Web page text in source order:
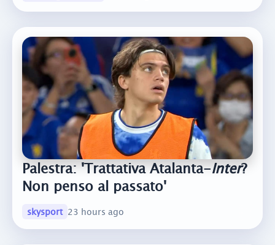
Palestra: 'Trattativa Atalanta-Inter?
Non penso al passato'
skysport 23 hours ago